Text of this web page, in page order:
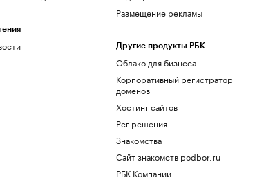
Размещение рекламы
Другие продукты РБК
Облако для бизнеса
Корпоративный регистратор
доменов
Хостинг сайтов
Рег.решения
Знакомства
Сайт знакомств podbor.ru
РБК Компании